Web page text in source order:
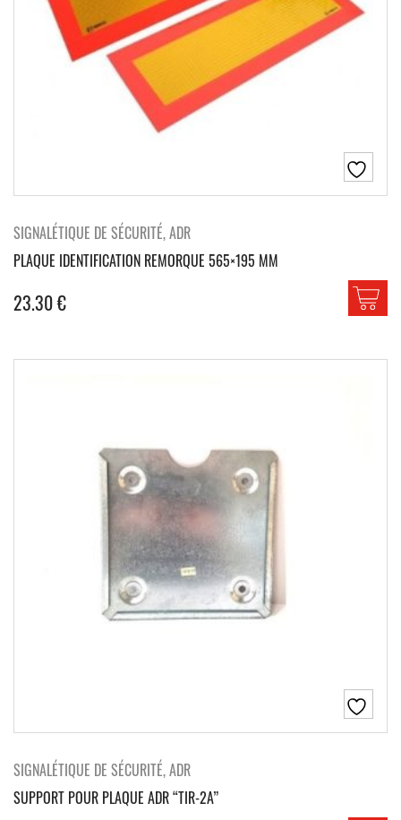
SIGNALÉTIQUE DE SÉCURITÉ, ADR
PLAQUE IDENTIFICATION REMORQUE 565×195 MM
23.30€
SIGNALÉTIQUE DE SÉCURITÉ, ADR
SUPPORT POUR PLAQUE ADR “TIR-2A”